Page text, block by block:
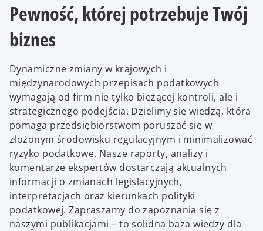
Pewność, której potrzebuje Twój
biznes
Dynamiczne zmiany w krajowych i
międzynarodowych przepisach podatkowych
wymagają od firm nie tylko bieżącej kontroli, ale i
strategicznego podejścia. Dzielimy się wiedzą, która
pomaga przedsiębiorstwom poruszać się w
złożonym środowisku regulacyjnym i minimalizować
ryzyko podatkowe. Nasze raporty, analizy i
komentarze ekspertów dostarczają aktualnych
informacji o zmianach legislacyjnych,
interpretacjach oraz kierunkach polityki
podatkowej. Zapraszamy do zapoznania się z
naszymi publikacjami – to solidna baza wiedzy dla